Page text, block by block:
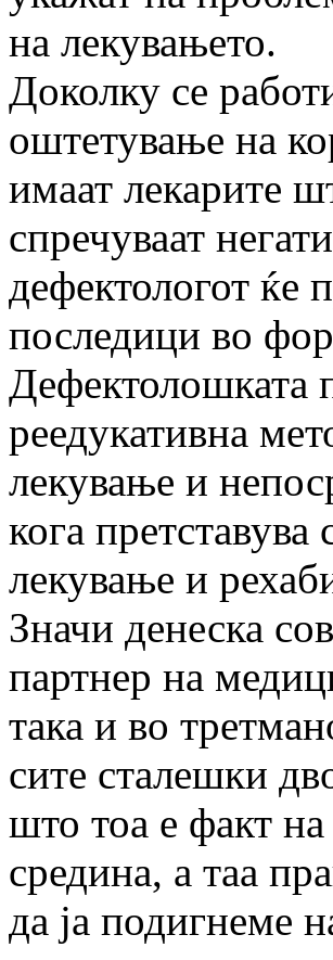
на лекувањето.
Доколку се
оштетување на
имаат лекарите
спречуваат
дефектологот ќе
последици во
Дефектолошката
реедукативна
лекување и
кога
лекување и
Значи денеска
партнер на
така и во
сите сталешки
што тоа е факт на
средина, а таа
да ја подигнеме